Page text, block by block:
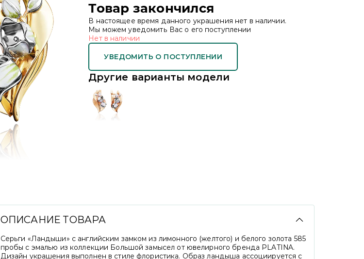
Товар закончился
В настоящее время данного украшения нет в наличии.
Мы можем уведомить Вас о его поступлении
Нет в наличии
УВЕДОМИТЬ О ПОСТУПЛЕНИИ
Другие варианты модели
ОПИСАНИЕ ТОВАРА
Серьги «Ландыши» с английским замком из лимонного (желтого) и белого золота 585
пробы с эмалью из коллекции Большой замысел от ювелирного бренда PLATINA.
Дизайн украшения выполнен в стиле флористика. Образ ландыша ассоциируется с